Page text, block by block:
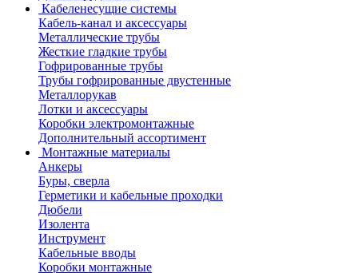
Кабеленесущие системы
Кабель-канал и аксессуары
Металлические трубы
Жесткие гладкие трубы
Гофрированные трубы
Трубы гофрированные двустенные
Металлорукав
Лотки и аксессуары
Коробки электромонтажные
Дополнительный ассортимент
Монтажные материалы
Анкеры
Буры, сверла
Герметики и кабельные проходки
Дюбели
Изолента
Инструмент
Кабельные вводы
Коробки монтажные